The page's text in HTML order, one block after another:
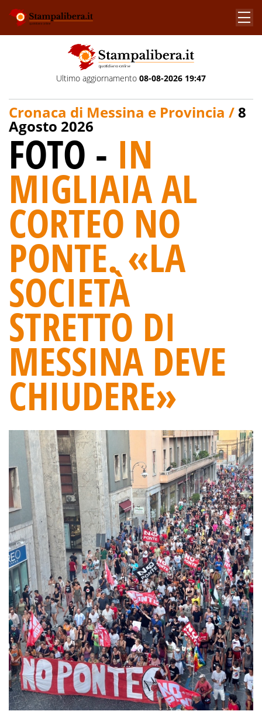
Ultimo aggiornamento 08-08-2026 19:47
Cronaca di Messina e Provincia /8
Agosto 2026
FOTO - IN
MIGLIAIA AL
CORTEO NO
PONTE. «LA
SOCIETÀ
STRETTO DI
MESSINA DEVE
CHIUDERE»